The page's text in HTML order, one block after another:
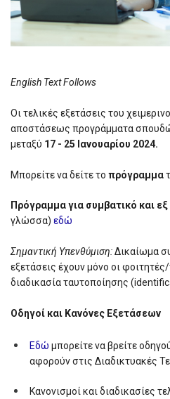
English Text Follows
Oι τελικές εξετάσεις του
αποστάσεως προγράμματα
μεταξύ 17 - 25 Ιανουαρίου 2024.
Μπορείτε να δείτε το πρόγραμμα
Πρόγραμμα για συμβατικό και
γλώσσα) εδώ
Σημαντική Υπενθύμιση:Δικαίωμα
εξετάσεις έχουν μόνο οι
διαδικασία ταυτοποίησης
Οδηγοί και Κανόνες Εξετάσεων
Εδώ μπορείτε να βρείτε
αφορούν στις Διαδικτυακές
Κανονισμοί και διαδικασίες